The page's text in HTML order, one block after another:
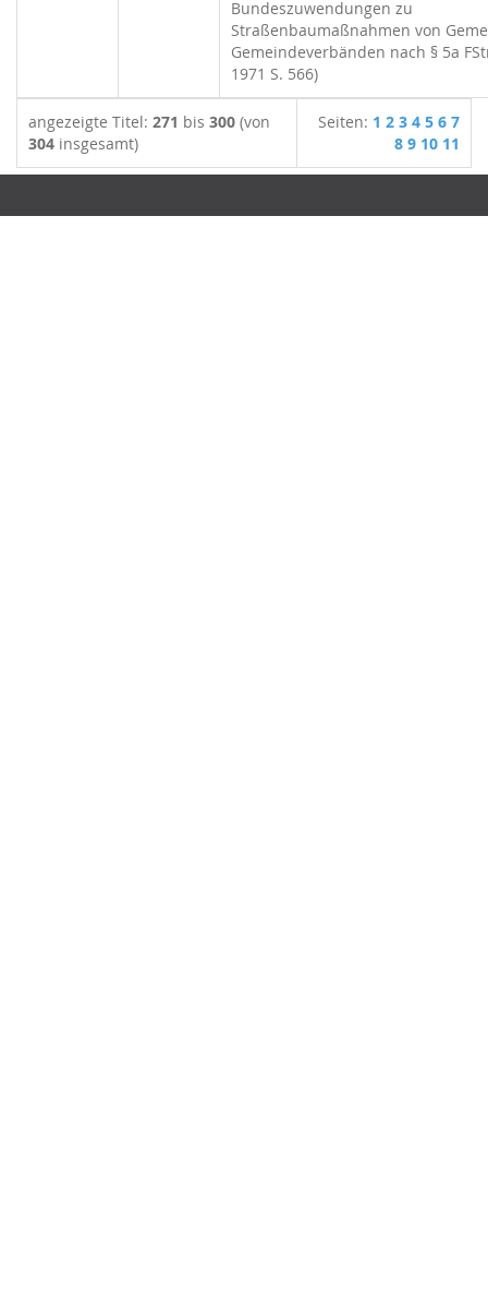
Bundeszuwendungen zu
Straßenbaumaßnahmen von
Gemeindeverbänden nach § 5a
1971 S. 566)
angezeigte Titel: 271 bis 300 (von
304 insgesamt)
Seiten: 1 2 3 4 5 6 7
8 9 10 11